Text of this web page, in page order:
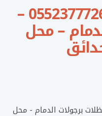
برجولات خشب – 0552377726 –
– محل